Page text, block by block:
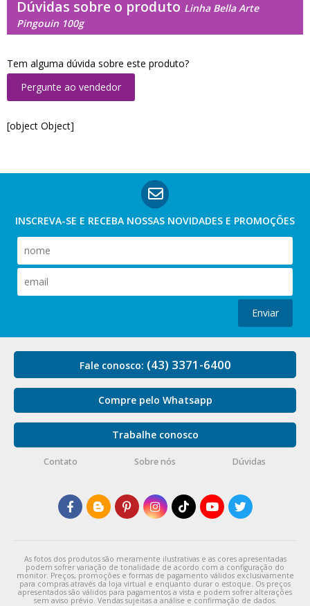
Dúvidas sobre o produto Linha Bella Arte
Pingouin 100g
Tem alguma dúvida sobre este produto?
Pergunte ao vendedor
[object Object]
INSCREVA-SE E RECEBA NOSSAS NOVIDADES E PROMOÇÕES
Enviar
Fale conosco: (43) 3371-6400
Compre pelo Whatsapp
Trabalhe conosco
Contato Sobre nós Dúvidas
As fotos dos produtos são meramente ilustrativas e as cores apresentadas
podem sofrer variação de tonalidade de acordo com a configuração do
monitor. Preços, promoções e formas de pagamento válidos exclusivamente
para compras através da loja virtual e enquanto durar o estoque. Os preços
apresentados são válidos para pagamentos a vista e podem sofrer alterações
sem aviso prévio. Vendas sujeitas a análise e confirmação de dados.